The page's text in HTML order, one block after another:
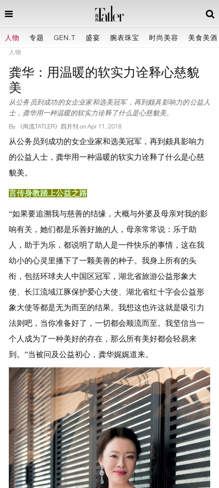
人物 专题 GEN.T 盛宴 腕表珠宝 时尚美容 美食美酒
人物
龚华：用温暖的软实力诠释心慈貌
美
从公务员到成功的女企业家和选美冠军，再到颇具影响力的公益人
士，龚华用一种温暖的软实力诠释了什么是心慈貌美。
By 《尚流TATLER》四月刊 onApr 11, 2018
从公务员到成功的女企业家和选美冠军，再到颇具影响力
的公益人士，龚华用一种温暖的软实力诠释了什么是心慈
貌美。
言传身教踏上公益之路
“如果要追溯我与慈善的结缘，大概与外婆及母亲对我的影
响有关，她们都是乐善好施的人，母亲常常说：乐于助
人，助于为乐，都说明了助人是一件快乐的事情，这在我
幼小的心灵里播下了一颗美善的种子。我身上所有的头
衔，包括环球夫人中国区冠军，湖北省旅游公益形象大
使、长江流域江豚保护爱心大使、湖北省红十字会公益形
象大使等都是无为而至的结果。我想这也许这就是吸引力
法则吧，当你准备好了，一切都会顺流而至。我坚信当一
个人成为了一种美好的存在，那么所有美好都会轻易来
到。”当被问及公益初心，龚华娓娓道来。